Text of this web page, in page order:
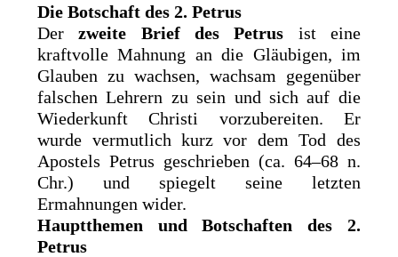
Die Botschaft des 2. Petrus
Derzweite Brief des Petrus ist eine
kraftvolle Mahnung an die Gläubigen, im
Glauben zu wachsen, wachsam gegenüber
falschen Lehrern zu sein und sich auf die
Wiederkunft Christi vorzubereiten. Er
wurde vermutlich kurz vor dem Tod des
Apostels Petrus geschrieben (ca. 64–68 n.
Chr.) und spiegelt seine letzten
Ermahnungen wider.
Hauptthemen und Botschaften des 2.
Petrus